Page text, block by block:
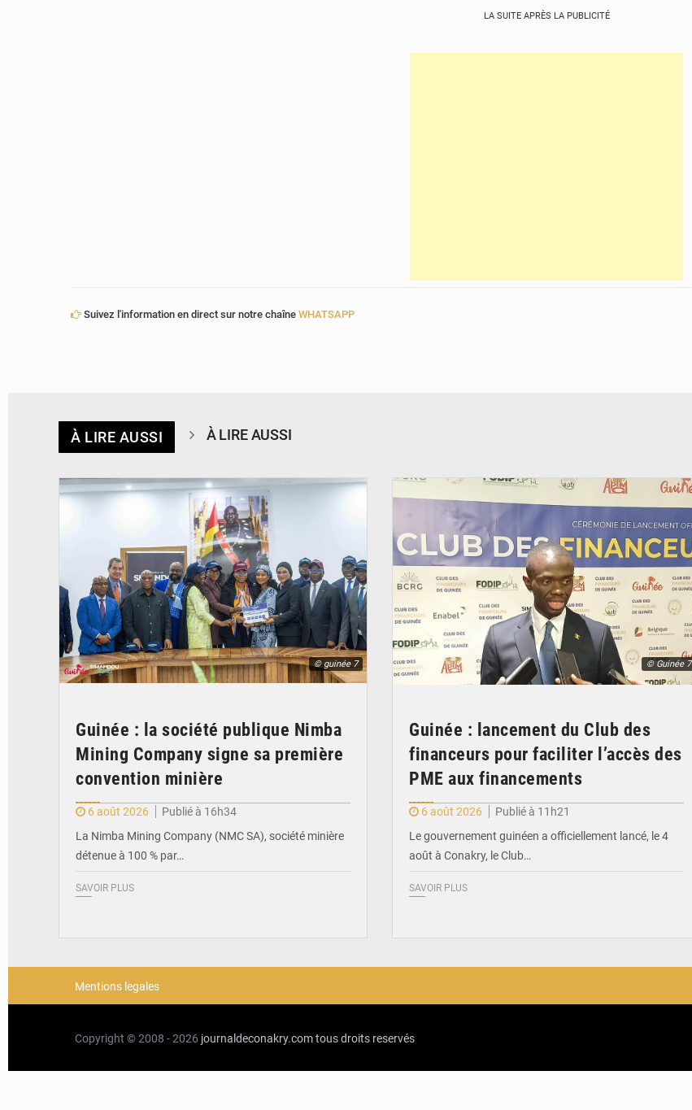
LA SUITE APRÈS LA PUBLICITÉ
Suivez l'information en direct sur notre chaîne WHATSAPP
À LIRE AUSSI À LIRE AUSSI
© guinée 7
Guinée : la société publique Nimba
Mining Company signe sa première
convention minière
6 août 2026
Publié à 16h34
La Nimba Mining Company (NMC SA), société minière
détenue à 100 % par…
SAVOIR PLUS
© Guinée 7
Guinée : lancement du Club des
financeurs pour faciliter l’accès des
PME aux financements
6 août 2026
Publié à 11h21
Le gouvernement guinéen a officiellement lancé, le 4
août à Conakry, le Club…
SAVOIR PLUS
Mentions legales
Copyright © 2008 - 2026 journaldeconakry.comtous droits reservés